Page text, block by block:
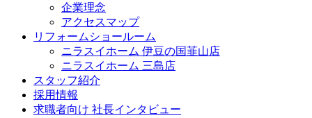
企業理念
アクセスマップ
リフォームショールーム
ニラスイホーム 伊豆の国韮山店
ニラスイホーム 三島店
スタッフ紹介
採用情報
求職者向け 社長インタビュー